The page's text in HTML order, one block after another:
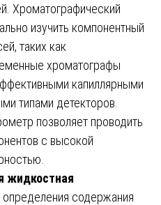
Хроматографический
изучить компонентный
таких как
хроматографы
капиллярными
типами детекторов.
позволяет проводить
с высокой
жидкостная
определения содержания